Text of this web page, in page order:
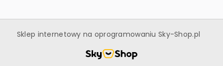
Sklep internetowy na oprogramowaniu Sky-Shop.pl